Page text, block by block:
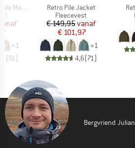
prijs
+1
(51)
Artikel
Retro Pile Jacket
Productgroep
Fleecevest
Prijs
€ 149,95Verlaagde prijs
vanaf
€ 101,97
+1
4,6(71)
Bergvriend